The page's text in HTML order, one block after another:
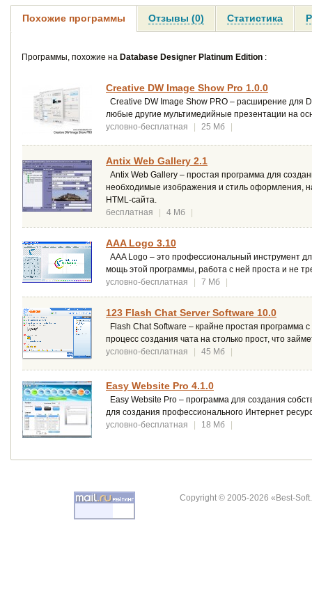
Похожие программы Отзывы (0) Статистика
Программы, похожие на Database Designer Platinum Edition :
Creative DW Image Show Pro 1.0.0
Creative DW Image Show PRO – расширение для
любые другие мультимедийные презентации на
условно-бесплатная
| 25 Мб |
Antix Web Gallery 2.1
Antix Web Gallery – простая программа для
необходимые изображения и стиль оформления,
HTML-сайта.
бесплатная
| 4 Мб |
AAA Logo 3.10
AAA Logo – это профессиональный инструмент
мощь этой программы, работа с ней проста и не
условно-бесплатная
| 7 Мб |
123 Flash Chat Server Software 10.0
Flash Chat Software – крайне простая программа
процесс создания чата на столько прост, что
условно-бесплатная
| 45 Мб |
Easy Website Pro 4.1.0
Easy Website Pro – программа для создания
для создания профессионального Интернет
условно-бесплатная
| 18 Мб |
Copyright © 2005-2026 «Best-